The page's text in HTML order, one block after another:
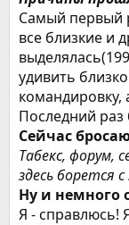
Самый первый
все близкие и
удивить
командировку,
Последний
Сейчас
Табекс, форум,
здесь борется
Ну и немного
Я - справлюсь!